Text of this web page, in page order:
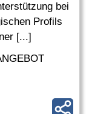
bei
Profils
[...]